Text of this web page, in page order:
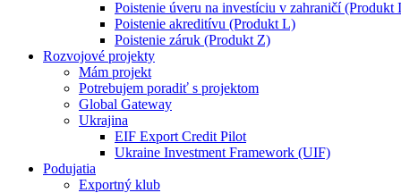
Poistenie úveru na investíciu v zahraničí (Produkt
Poistenie akreditívu (Produkt L)
Poistenie záruk (Produkt Z)
Rozvojové projekty
Mám projekt
Potrebujem poradiť s projektom
Global Gateway
Ukrajina
EIF Export Credit Pilot
Ukraine Investment Framework (UIF)
Podujatia
Exportný klub